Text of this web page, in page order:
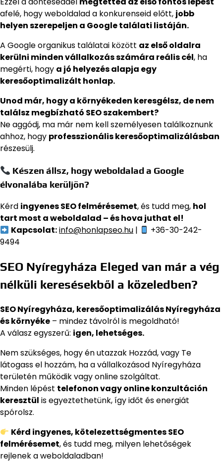
afelé, hogy weboldalad a konkurenseid előtt, jobb
helyen szerepeljen a Google találati listáján.
A Google organikus találatai között az első oldalra
kerülni minden vállalkozás számára reális cél, ha
megérti, hogy a jó helyezés alapja egy
keresőoptimalizált honlap.
Unod már, hogy a környékeden keresgélsz, de nem
találsz megbízható SEO szakembert?
Ne aggódj, ma már nem kell személyesen találkoznunk
ahhoz, hogy professzionális keresőoptimalizálásban
részesülj.
Készen állsz, hogy weboldalad a Google
élvonalába kerüljön?
Kérd ingyenes SEO felmérésemet, és tudd meg, hol
tart most a weboldalad – és hova juthat el!
Kapcsolat:info@honlapseo.hu |
+36-30-242-
9494
SEO Nyíregyháza Eleged van már a vég
nélküli keresésekből a közeledben?
SEO Nyíregyháza, keresőoptimalizálás Nyíregyháza
és környéke – mindez távolról is megoldható!
A válasz egyszerű: igen, lehetséges.
Nem szükséges, hogy én utazzak Hozzád, vagy Te
látogass el hozzám, ha a vállalkozásod Nyíregyháza
területén működik vagy online szolgáltat.
Minden lépést telefonon vagy online konzultáción
keresztül is egyeztethetünk, így időt és energiát
spórolsz.
Kérd ingyenes, kötelezettségmentes SEO
felmérésemet, és tudd meg, milyen lehetőségek
rejlenek a weboldaladban!